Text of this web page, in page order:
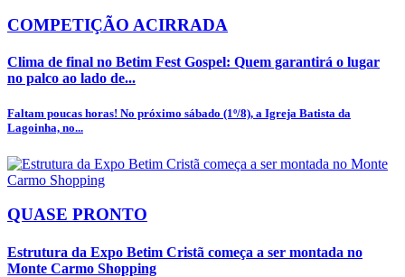
COMPETIÇÃO ACIRRADA
Clima de final no Betim Fest Gospel: Quem garantirá o lugar
no palco ao lado de...
Faltam poucas horas! No próximo sábado (1º/8), a Igreja Batista da
Lagoinha, no...
QUASE PRONTO
Estrutura da Expo Betim Cristã começa a ser montada no
Monte Carmo Shopping